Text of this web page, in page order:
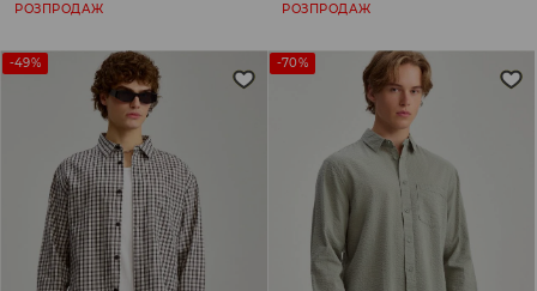
РОЗПРОДАЖ РОЗПРОДАЖ
-49% -70%